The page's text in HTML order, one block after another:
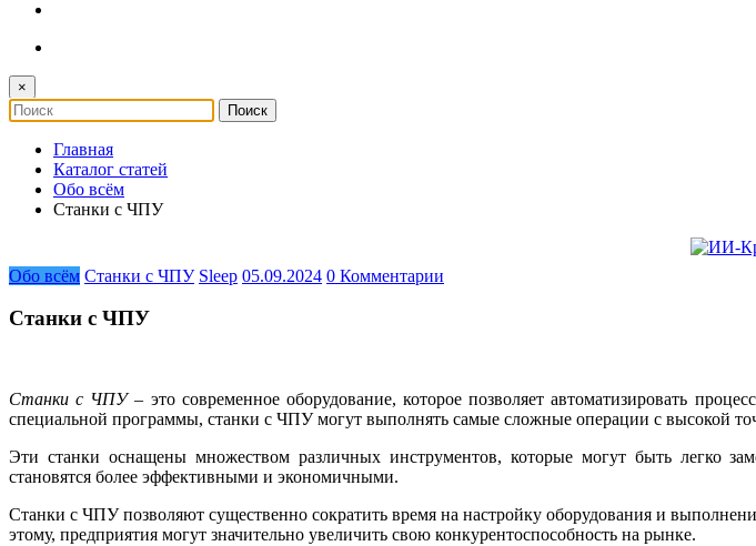
×
Главная
Каталог статей
Обо всём
Станки с ЧПУ
Обо всём Станки с ЧПУ Sleep 05.09.2024 0 Комментарии
Станки с ЧПУ
Станки с ЧПУ– это современное оборудование, которое позволяет автоматизировать
специальной программы, станки с ЧПУ могут выполнять самые сложные операции с высокой
Эти станки оснащены множеством различных инструментов, которые могут быть легко
становятся более эффективными и экономичными.
Станки с ЧПУ позволяют существенно сократить время на настройку оборудования и
этому, предприятия могут значительно увеличить свою конкурентоспособность на рынке.